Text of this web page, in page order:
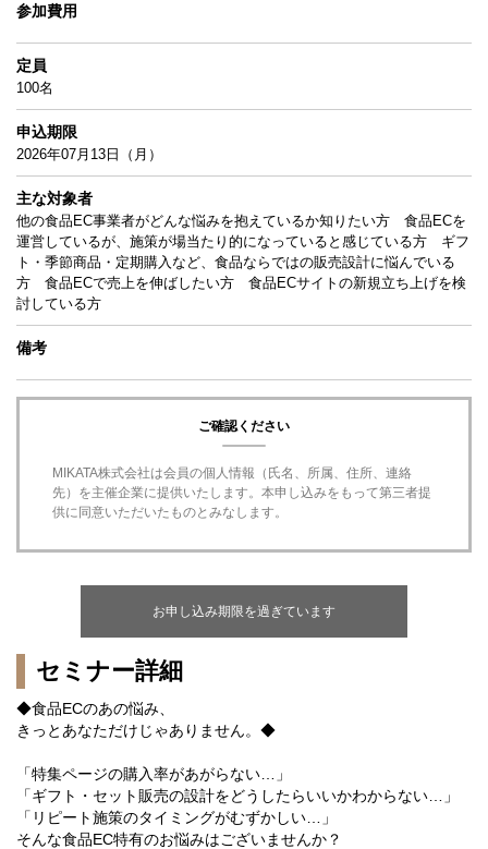
参加費用
定員
100名
申込期限
2026年07月13日（月）
主な対象者
他の食品EC事業者がどんな悩みを抱えているか知りたい方 食品ECを
運営しているが、施策が場当たり的になっていると感じている方 ギフ
ト・季節商品・定期購入など、食品ならではの販売設計に悩んでいる
方 食品ECで売上を伸ばしたい方 食品ECサイトの新規立ち上げを検
討している方
備考
ご確認ください
MIKATA株式会社は会員の個人情報（氏名、所属、住所、連絡
先）を主催企業に提供いたします。本申し込みをもって第三者提
供に同意いただいたものとみなします。
お申し込み期限を過ぎています
セミナー詳細
◆食品ECのあの悩み、
きっとあなただけじゃありません。◆
「特集ページの購入率があがらない…」
「ギフト・セット販売の設計をどうしたらいいかわからない…」
「リピート施策のタイミングがむずかしい…」
そんな食品EC特有のお悩みはございませんか？